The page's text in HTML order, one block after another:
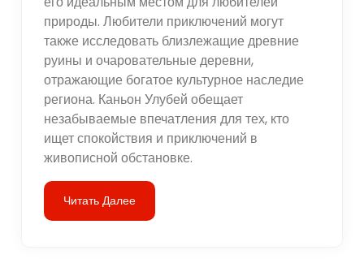
природы. Любители приключений могут
также исследовать близлежащие древние
руины и очаровательные деревни,
отражающие богатое культурное наследие
региона. Каньон Улубей обещает
незабываемые впечатления для тех, кто
ищет спокойствия и приключений в
живописной обстановке.
Читать Далее